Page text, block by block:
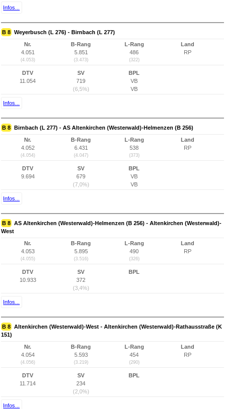
Infos...
B 8 Weyerbusch (L 276) - Birnbach (L 277)
Nr.
4.051
(4.053)
B-Rang
5.851
(3.473)
L-Rang
486
(322)
Land
RP
DTV
11.054
SV
719
(6,5%)
BPL
VB
VB
Infos...
B 8 Birnbach (L 277) - AS Altenkirchen (Westerwald)-Helmenzen (B 256)
Nr.
4.052
(4.054)
B-Rang
6.431
(4.047)
L-Rang
538
(373)
Land
RP
DTV
9.694
SV
679
(7,0%)
BPL
VB
VB
Infos...
B 8 AS Altenkirchen (Westerwald)-Helmenzen (B 256) - Altenkirchen (Westerwald)-
West
Nr.
4.053
(4.055)
B-Rang
5.895
(3.516)
L-Rang
490
(326)
Land
RP
DTV
10.933
SV
372
(3,4%)
BPL
Infos...
B 8 Altenkirchen (Westerwald)-West - Altenkirchen (Westerwald)-Rathausstraße (K
151)
Nr.
4.054
(4.056)
B-Rang
5.593
(3.219)
L-Rang
454
(290)
Land
RP
DTV
11.714
SV
234
(2,0%)
BPL
Infos...